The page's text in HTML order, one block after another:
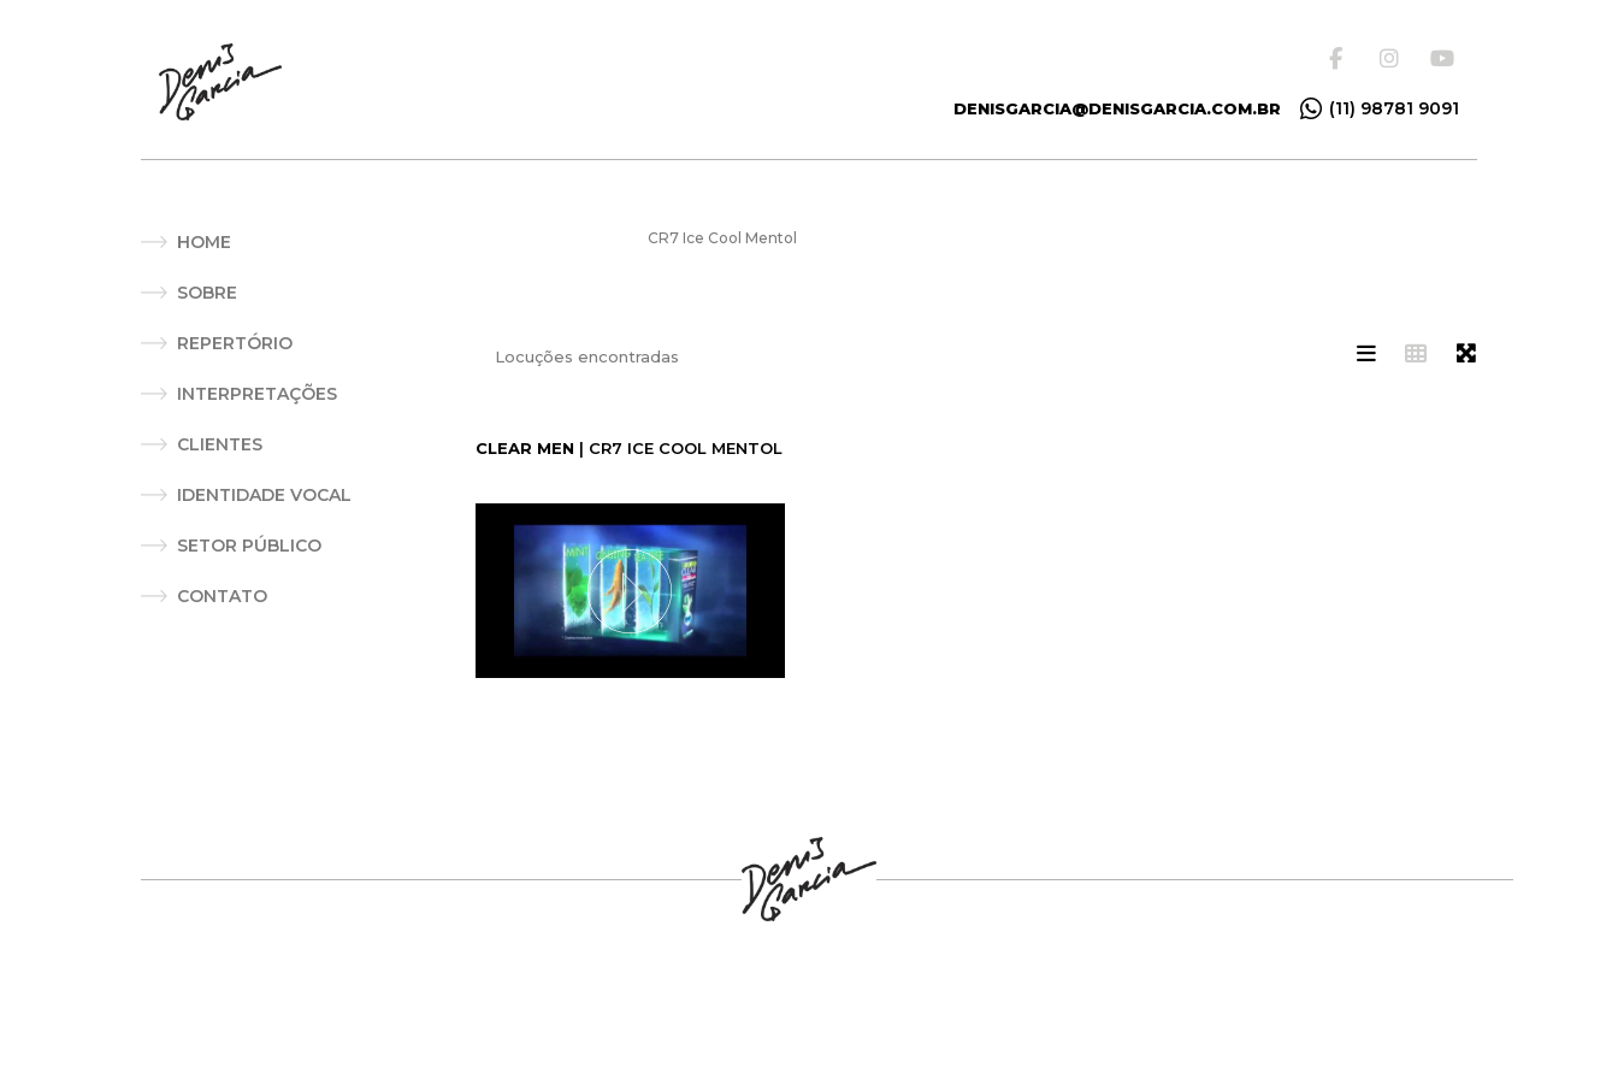
DENISGARCIA@DENISGARCIA.COM.BR (11) 98781 9091
HOME
SOBRE
REPERTÓRIO
INTERPRETAÇÕES
CLIENTES
IDENTIDADE VOCAL
SETOR PÚBLICO
CONTATO
CR7 Ice Cool Mentol
Locuções encontradas
CLEAR MEN | CR7 ICE COOL MENTOL